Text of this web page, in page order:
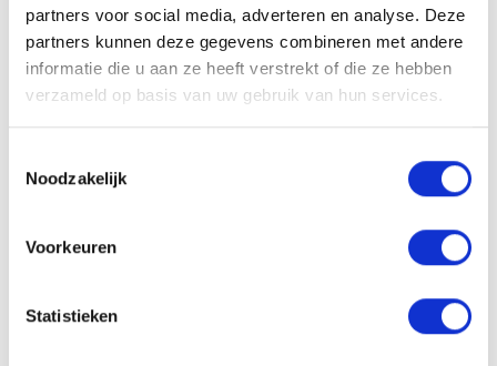
partners voor social media, adverteren en analyse. Deze
partners kunnen deze gegevens combineren met andere
informatie die u aan ze heeft verstrekt of die ze hebben
verzameld op basis van uw gebruik van hun services.
Noodzakelijk
Voorkeuren
Statistieken
uur. Schakel dan over op een Concap energiegel. Koel en
droog bewaren buiten direct zonlicht en buiten bereik van
jonge kinderen bewaren. Plaats van herkomst EU.
Ingrediënten per portie (portie: 40g)
49%, glucose-fructosestroop, suiker, zuurteregelaar:
wit, aroma)
Bevat sulfiet, ei en amandelen. Kan sporen van andere noten